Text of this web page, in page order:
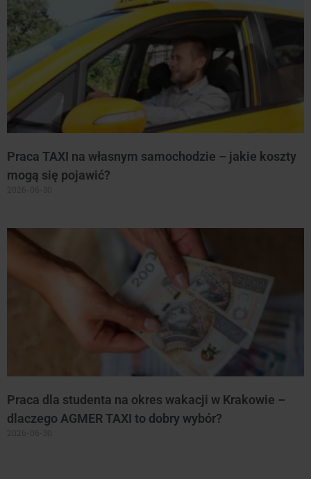
Praca TAXI na własnym samochodzie – jakie koszty
mogą się pojawić?
Praca dla studenta na okres wakacji w Krakowie –
dlaczego AGMER TAXI to dobry wybór?